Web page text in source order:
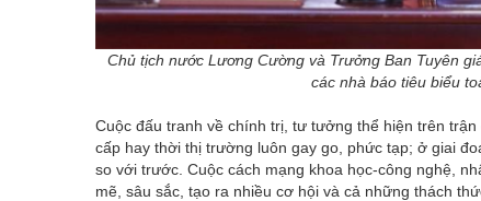
Chủ tịch nước Lương Cường và Trưởng Ban Tuyên
các nhà báo tiêu biểu
Cuộc đấu tranh về chính trị, tư tưởng thể hiện trên
cấp hay thời thị trường luôn gay go, phức tạp; ở giai
so với trước. Cuộc cách mạng khoa học-công nghệ,
mẽ, sâu sắc, tạo ra nhiều cơ hội và cả những thách